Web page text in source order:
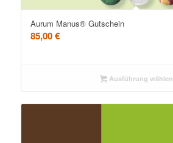
Aurum Manus® Gutschein
85,00€
Ausführung wählen